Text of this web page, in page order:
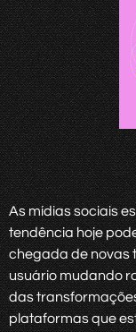
As mídias sociais
tendência hoje
chegada de novas
usuário mudando
das
plataformas que